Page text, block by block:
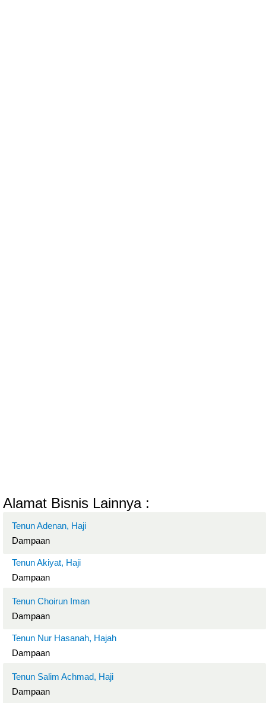
Alamat Bisnis Lainnya :
Tenun Adenan, Haji
Dampaan
Tenun Akiyat, Haji
Dampaan
Tenun Choirun Iman
Dampaan
Tenun Nur Hasanah, Hajah
Dampaan
Tenun Salim Achmad, Haji
Dampaan